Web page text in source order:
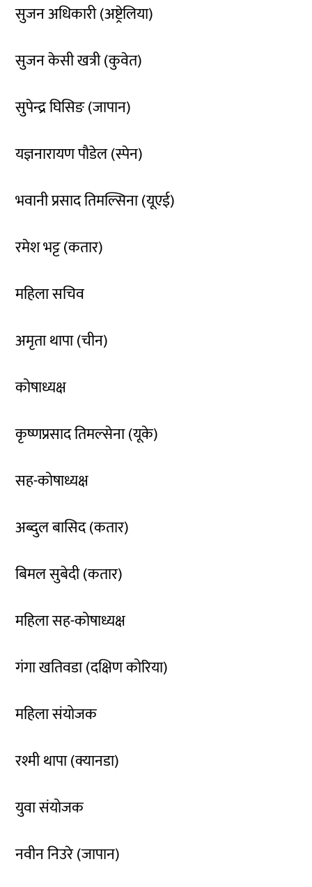
सुजन अधिकारी (अष्ट्रेलिया)
सुजन केसी खत्री (कुवेत)
सुपेन्द्र घिसिङ (जापान)
यज्ञनारायण पौडेल (स्पेन)
भवानी प्रसाद तिमल्सिना (यूएई)
रमेश भट्ट (कतार)
महिला सचिव
अमृता थापा (चीन)
कोषाध्यक्ष
कृष्णप्रसाद तिमल्सेना (यूके)
सह-कोषाध्यक्ष
अब्दुल बासिद (कतार)
बिमल सुबेदी (कतार)
महिला सह-कोषाध्यक्ष
गंगा खतिवडा (दक्षिण कोरिया)
महिला संयोजक
रश्मी थापा (क्यानडा)
युवा संयोजक
नवीन निउरे (जापान)